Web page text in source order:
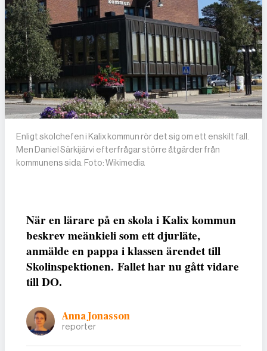
Enligt skolchefen i Kalix kommun rör det sig om ett enskilt fall.
Men Daniel Särkijärvi efterfrågar större åtgärder från
kommunens sida. Foto: Wikimedia
När en lärare på en skola i Kalix kommun
beskrev meänkieli som ett djurläte,
anmälde en pappa i klassen ärendet till
Skolinspektionen. Fallet har nu gått vidare
till DO.
Anna Jonasson
reporter